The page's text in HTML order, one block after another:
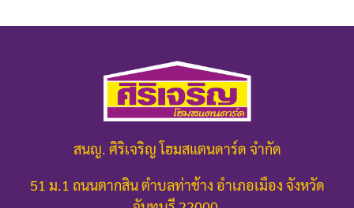
สนญ. ศิริเจริญ โฮมสแตนดาร์ด จำกัด
51 ม.1 ถนนตากสิน ตำบลท่าช้าง อำเภอเมือง จังหวัด